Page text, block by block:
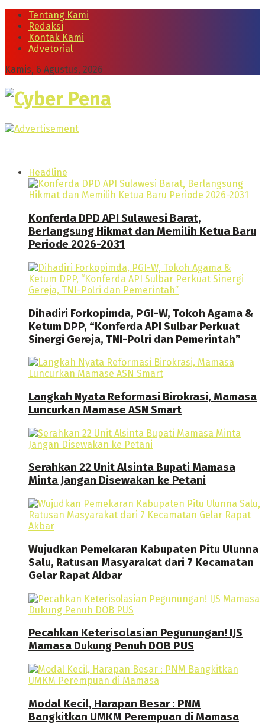
Tentang Kami
Redaksi
Kontak Kami
Advetorial
Kamis, 6 Agustus, 2026
Headline
Konferda DPD API Sulawesi Barat,
Berlangsung Hikmat dan Memilih Ketua Baru
Periode 2026-2031
Dihadiri Forkopimda, PGI-W, Tokoh Agama &
Ketum DPP, “Konferda API Sulbar Perkuat
Sinergi Gereja, TNI-Polri dan Pemerintah”
Langkah Nyata Reformasi Birokrasi, Mamasa
Luncurkan Mamase ASN Smart
Serahkan 22 Unit Alsinta Bupati Mamasa
Minta Jangan Disewakan ke Petani
Wujudkan Pemekaran Kabupaten Pitu Ulunna
Salu, Ratusan Masyarakat dari 7 Kecamatan
Gelar Rapat Akbar
Pecahkan Keterisolasian Pegunungan! IJS
Mamasa Dukung Penuh DOB PUS
Modal Kecil, Harapan Besar : PNM
Bangkitkan UMKM Perempuan di Mamasa